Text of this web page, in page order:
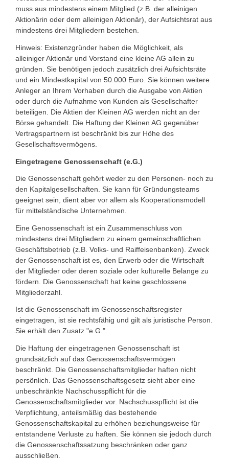
muss aus mindestens einem Mitglied (z.B. der alleinigen
Aktionärin oder dem alleinigen Aktionär), der Aufsichtsrat aus
mindestens drei Mitgliedern bestehen.
Hinweis: Existenzgründer haben die Möglichkeit, als
alleiniger Aktionär und Vorstand eine kleine AG allein zu
gründen. Sie benötigen jedoch zusätzlich drei Aufsichtsräte
und ein Mindestkapital von 50.000 Euro. Sie können weitere
Anleger an Ihrem Vorhaben durch die Ausgabe von Aktien
oder durch die Aufnahme von Kunden als Gesellschafter
beteiligen. Die Aktien der Kleinen AG werden nicht an der
Börse gehandelt. Die Haftung der Kleinen AG gegenüber
Vertragspartnern ist beschränkt bis zur Höhe des
Gesellschaftsvermögens.
Eingetragene Genossenschaft (e.G.)
Die Genossenschaft gehört weder zu den Personen- noch zu
den Kapitalgesellschaften. Sie kann für Gründungsteams
geeignet sein, dient aber vor allem als Kooperationsmodell
für mittelständische Unternehmen.
Eine Genossenschaft ist ein Zusammenschluss von
mindestens drei Mitgliedern zu einem gemeinschaftlichen
Geschäftsbetrieb (z.B. Volks- und Raiffeisenbanken). Zweck
der Genossenschaft ist es, den Erwerb oder die Wirtschaft
der Mitglieder oder deren soziale oder kulturelle Belange zu
fördern. Die Genossenschaft hat keine geschlossene
Mitgliederzahl.
Ist die Genossenschaft im Genossenschaftsregister
eingetragen, ist sie rechtsfähig und gilt als juristische Person.
Sie erhält den Zusatz "e.G.".
Die Haftung der eingetragenen Genossenschaft ist
grundsätzlich auf das Genossenschaftsvermögen
beschränkt. Die Genossenschaftsmitglieder haften nicht
persönlich. Das Genossenschaftsgesetz sieht aber eine
unbeschränkte Nachschusspflicht für die
Genossenschaftsmitglieder vor. Nachschusspflicht ist die
Verpflichtung, anteilsmäßig das bestehende
Genossenschaftskapital zu erhöhen beziehungsweise für
entstandene Verluste zu haften. Sie können sie jedoch durch
die Genossenschaftssatzung beschränken oder ganz
ausschließen.